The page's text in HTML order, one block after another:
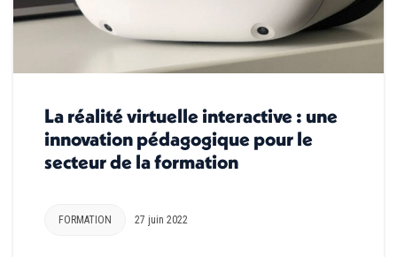
La réalité virtuelle interactive : une
innovation pédagogique pour le
secteur de la formation
FORMATION 27 juin 2022